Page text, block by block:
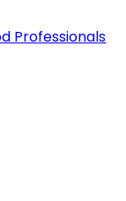
Professionals